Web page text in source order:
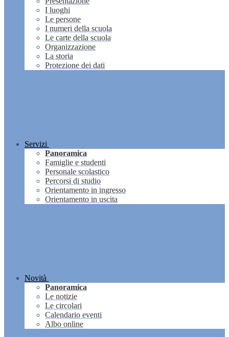
I luoghi
Le persone
I numeri della scuola
Le carte della scuola
Organizzazione
La storia
Protezione dei dati
Servizi
Panoramica
Famiglie e studenti
Personale scolastico
Percorsi di studio
Orientamento in ingresso
Orientamento in uscita
Novità
Panoramica
Le notizie
Le circolari
Calendario eventi
Albo online